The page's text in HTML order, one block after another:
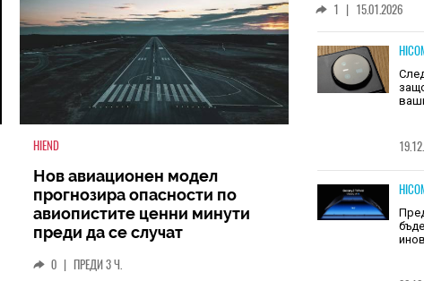
HIEND
Нов авиационен модел
прогнозира опасности по
авиопистите ценни минути
преди да се случат
0 | ПРЕДИ 3 Ч.
1 | 15.01.2026